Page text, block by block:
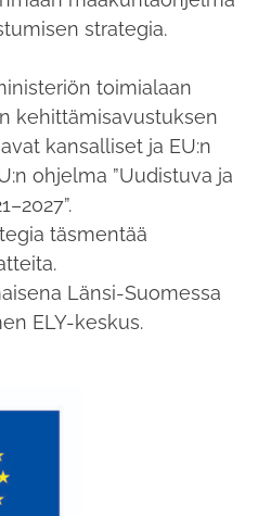
strategia.
toimialaan
kehittämisavustuksen
kansalliset ja EU:n
ohjelma ”Uudistuva ja
täsmentää
Länsi-Suomessa
ELY-keskus.